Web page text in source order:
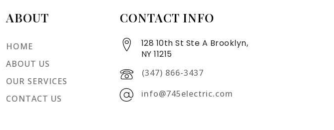
ABOUT
HOME
ABOUT US
OUR SERVICES
CONTACT US
CONTACT INFO
128 10th St Ste A Brooklyn,
NY 11215
(347) 866-3437
info@745electric.com